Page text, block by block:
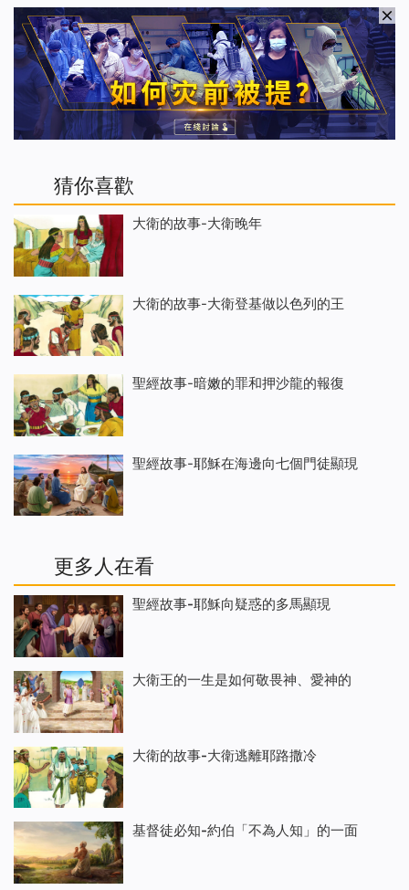
猜你喜歡
大衛的故事-大衛晚年
大衛的故事-大衛登基做以色列的王
聖經故事-暗嫩的罪和押沙龍的報復
聖經故事-耶穌在海邊向七個門徒顯現
更多人在看
聖經故事-耶穌向疑惑的多馬顯現
大衛王的一生是如何敬畏神、愛神的
大衛的故事-大衛逃離耶路撒冷
基督徒必知-約伯「不為人知」的一面